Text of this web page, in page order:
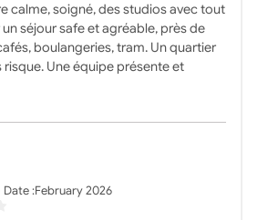
calme, soigné, des studios avec tout
séjour safe et agréable, près de
boulangeries, tram. Un quartier
risque. Une équipe présente et
Date :February 2026